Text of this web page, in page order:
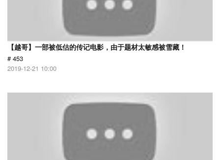
【越哥】一部被低估的传记电影，由于题材太敏感被雪藏！
# 453
2019-12-21 10:00